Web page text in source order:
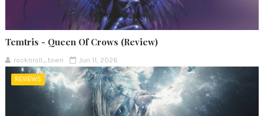
Temtris - Queen Of Crows (Review)
rocknroll_town Jun 11, 2026
REVIEWS